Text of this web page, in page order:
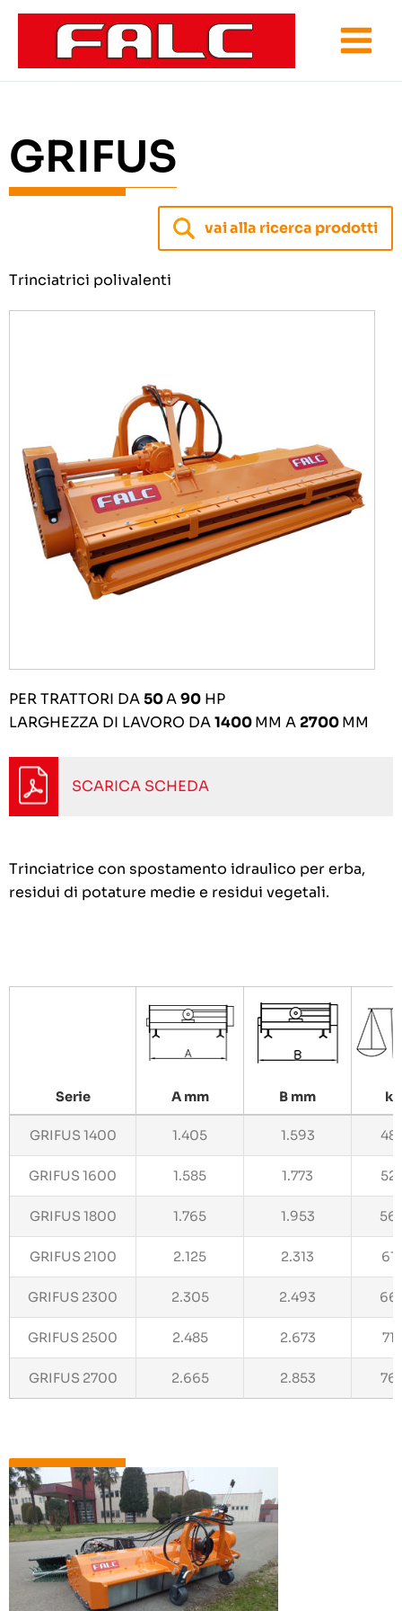
Vai
contenuto
GRIFUS
vai alla ricerca prodotti
Trinciatrici polivalenti
PER TRATTORI DA50A90 HP
LARGHEZZA DI LAVORO DA1400MM A2700MM
SCARICA SCHEDA
Trinciatrice con spostamento idraulico per erba,
residui di potature medie e residui vegetali.
Serie A mm B mm kg
GRIFUS 1400 1.405 1.593
GRIFUS 1600 1.585 1.773
GRIFUS 1800 1.765 1.953
GRIFUS 2100 2.125 2.313
GRIFUS 2300 2.305 2.493
GRIFUS 2500 2.485 2.673
GRIFUS 2700 2.665 2.853